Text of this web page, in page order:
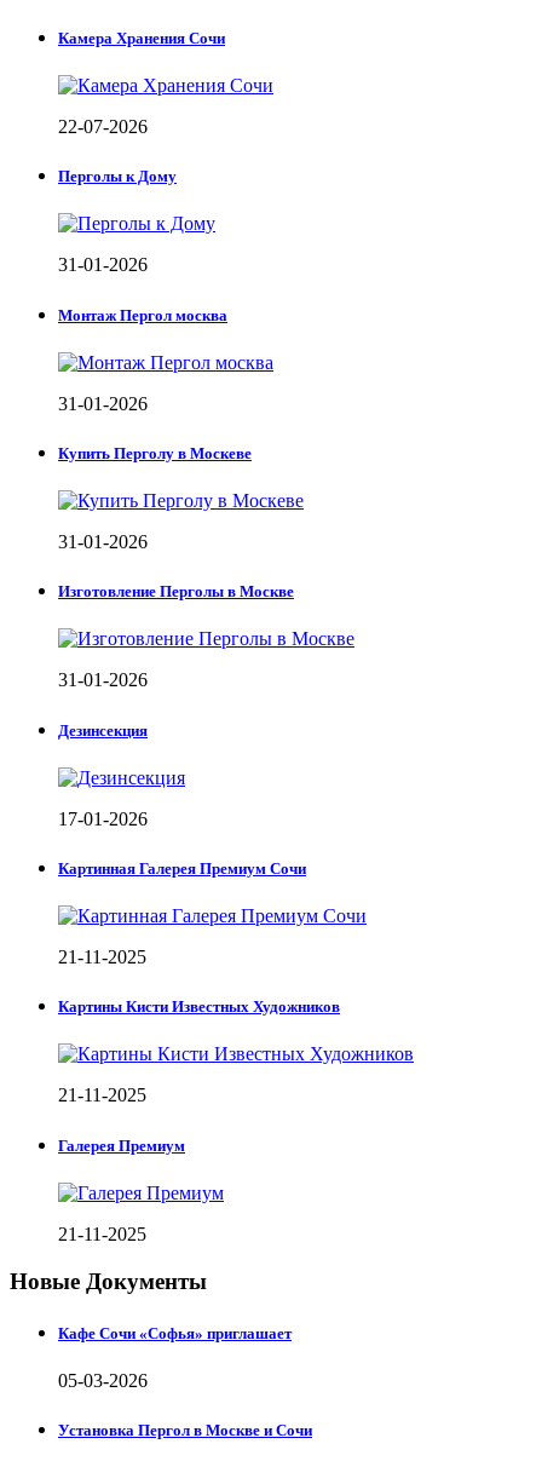
Камера Хранения Сочи
22-07-2026
Перголы к Дому
31-01-2026
Монтаж Пергол москва
31-01-2026
Купить Перголу в Москеве
31-01-2026
Изготовление Перголы в Москве
31-01-2026
Дезинсекция
17-01-2026
Картинная Галерея Премиум Сочи
21-11-2025
Картины Кисти Известных Художников
21-11-2025
Галерея Премиум
21-11-2025
Новые Документы
Кафе Сочи «Софья» приглашает
05-03-2026
Установка Пергол в Москве и Сочи